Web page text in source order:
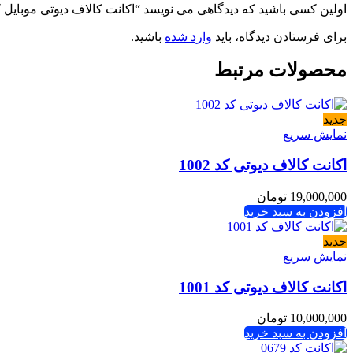
اولین کسی باشید که دیدگاهی می نویسد “اکانت کالاف دیوتی موبایل کد
برای فرستادن دیدگاه، باید وارد شده باشید.
محصولات مرتبط
جدید
نمایش سریع
اکانت کالاف دیوتی کد 1002
19,000,000 تومان
افزودن به سبد خرید
جدید
نمایش سریع
اکانت کالاف دیوتی کد 1001
10,000,000 تومان
افزودن به سبد خرید